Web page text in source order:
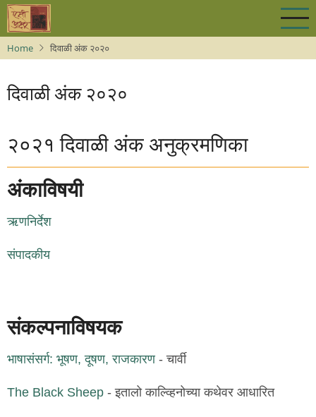
Skip
main
content
Home दिवाळी अंक २०२०
दिवाळी अंक २०२०
२०२१ दिवाळी अंक अनुक्रमणिका
अंकाविषयी
ऋणनिर्देश
संपादकीय
संकल्पनाविषयक
भाषासंसर्ग: भूषण, दूषण, राजकारण- चार्वी
The Black Sheep - इतालो काल्व्हिनोच्या कथेवर आधारित